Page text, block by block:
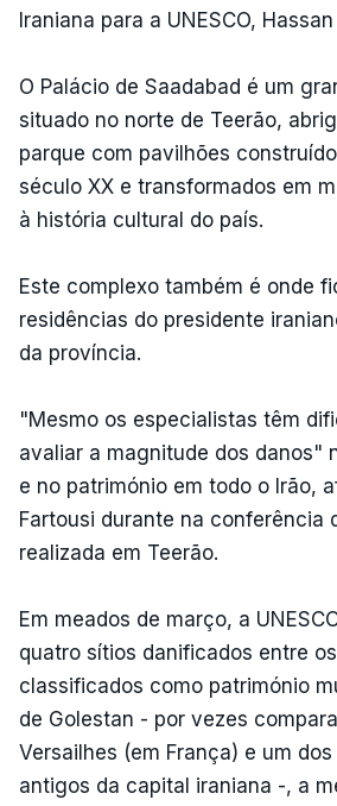
Iraniana para a UNESCO,
O Palácio de Saadabad é um
situado no norte de Teerão,
parque com pavilhões
século XX e transformados em
à história cultural do país.
Este complexo também é onde
residências do presidente
da província.
"Mesmo os especialistas têm
avaliar a magnitude dos danos"
e no património em todo o Irão,
Fartousi durante na conferência
realizada em Teerão.
Em meados de março, a
quatro sítios danificados entre
classificados como património
de Golestan - por vezes
Versailhes (em França) e um
antigos da capital iraniana -, a